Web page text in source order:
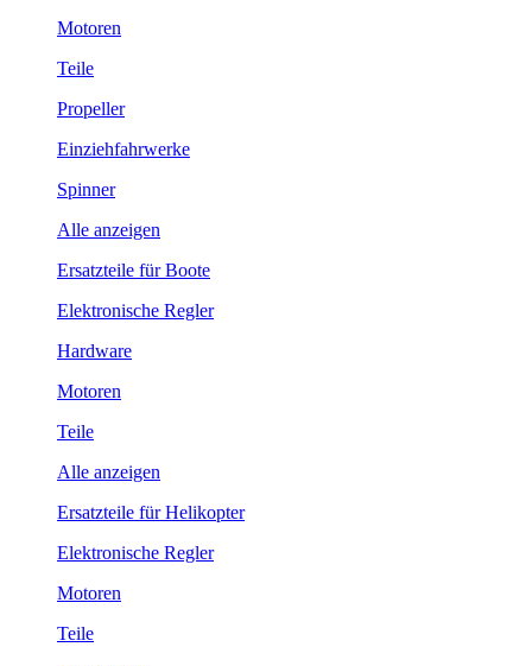
Motoren
Teile
Propeller
Einziehfahrwerke
Spinner
Alle anzeigen
Ersatzteile für Boote
Elektronische Regler
Hardware
Motoren
Teile
Alle anzeigen
Ersatzteile für Helikopter
Elektronische Regler
Motoren
Teile